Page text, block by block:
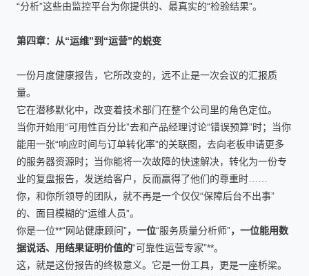
“分析”这些由监控平台为你提供的、最真实的“检验结果”。
第四章：从“运维”到“运营”的蜕变
一份月度健康报告，它所改变的，远不止是一次会议的汇报质
量。
它在潜移默化中，改变着技术部门在整个公司里的角色定位。
当你开始用“可用性百分比”去和产品经理讨论“错误预算”时；当你
能用一张“响应时间与订单转化率”的关联图，去向老板申请更多
的服务器资源时；当你能将一次故障的快速解决，转化为一份专
业的复盘报告，发送给客户，反而赢得了他们的尊重时……
你，和你所领导的团队，就不再是一个仅仅“保障后台不出事”
的、面目模糊的“运维人员”。
你是一位**“网站健康顾问”，一位“服务质量分析师”，一位能用数
据说话、用结果证明价值的“可靠性运营专家”**。
这，就是这份报告的终极意义。它是一份工具，更是一座桥梁。